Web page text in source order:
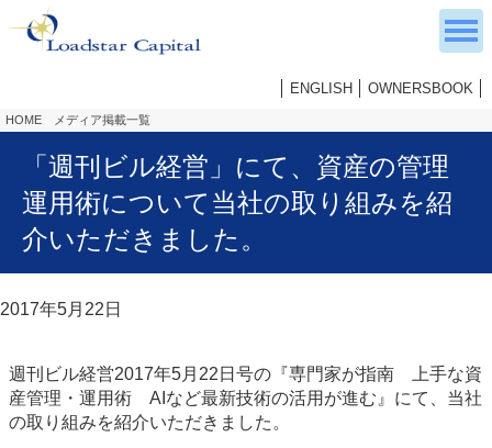
ENGLISH OWNERSBOOK
HOME メディア掲載一覧
「週刊ビル経営」にて、資産の管理
運用術について当社の取り組みを紹
介いただきました。
2017年5月22日
週刊ビル経営2017年5月22日号の『専門家が指南 上手な資
産管理・運用術 AIなど最新技術の活用が進む』にて、当社
の取り組みを紹介いただきました。